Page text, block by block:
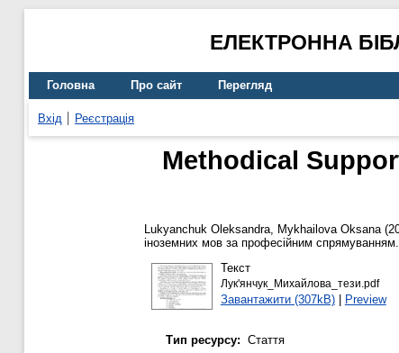
ЕЛЕКТРОННА
Головна Про сайт Перегляд
Вхід Реєстрація
Methodical
Lukyanchuk Oleksandra, Mykhailova Oksana
іноземних мов за професійним спрямуванням.
Текст
Лук'янчук_Михайлова_тези.pdf
Завантажити (307kB)| Preview
Тип ресурсу: Стаття